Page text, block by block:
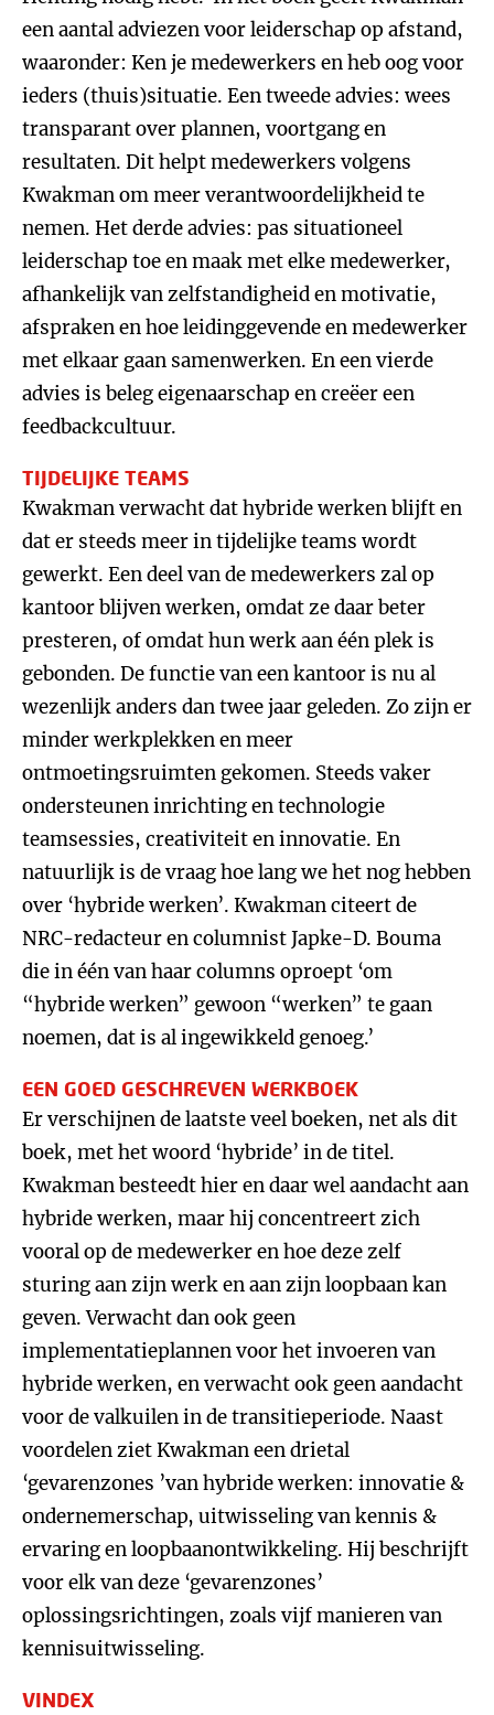
een aantal adviezen voor leiderschap op afstand,
waaronder: Ken je medewerkers en heb oog voor
ieders (thuis)situatie. Een tweede advies: wees
transparant over plannen, voortgang en
resultaten. Dit helpt medewerkers volgens
Kwakman om meer verantwoordelijkheid te
nemen. Het derde advies: pas situationeel
leiderschap toe en maak met elke medewerker,
afhankelijk van zelfstandigheid en motivatie,
afspraken en hoe leidinggevende en medewerker
met elkaar gaan samenwerken. En een vierde
advies is beleg eigenaarschap en creëer een
feedbackcultuur.
TIJDELIJKE TEAMS
Kwakman verwacht dat hybride werken blijft en
dat er steeds meer in tijdelijke teams wordt
gewerkt. Een deel van de medewerkers zal op
kantoor blijven werken, omdat ze daar beter
presteren, of omdat hun werk aan één plek is
gebonden. De functie van een kantoor is nu al
wezenlijk anders dan twee jaar geleden. Zo zijn er
minder werkplekken en meer
ontmoetingsruimten gekomen. Steeds vaker
ondersteunen inrichting en technologie
teamsessies, creativiteit en innovatie. En
natuurlijk is de vraag hoe lang we het nog hebben
over ‘hybride werken’. Kwakman citeert de
NRC-redacteur en columnist Japke-D. Bouma
die in één van haar columns oproept ‘om
“hybride werken” gewoon “werken” te gaan
noemen, dat is al ingewikkeld genoeg.’
EEN GOED GESCHREVEN WERKBOEK
Er verschijnen de laatste veel boeken, net als dit
boek, met het woord ‘hybride’ in de titel.
Kwakman besteedt hier en daar wel aandacht aan
hybride werken, maar hij concentreert zich
vooral op de medewerker en hoe deze zelf
sturing aan zijn werk en aan zijn loopbaan kan
geven. Verwacht dan ook geen
implementatieplannen voor het invoeren van
hybride werken, en verwacht ook geen aandacht
voor de valkuilen in de transitieperiode. Naast
voordelen ziet Kwakman een drietal
‘gevarenzones ’van hybride werken: innovatie &
ondernemerschap, uitwisseling van kennis &
ervaring en loopbaanontwikkeling. Hij beschrijft
voor elk van deze ‘gevarenzones’
oplossingsrichtingen, zoals vijf manieren van
kennisuitwisseling.
VINDEX